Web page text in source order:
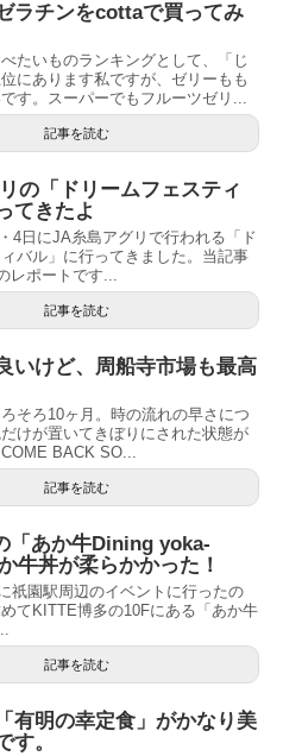
ラチンをcottaで買ってみ
たいものランキングとして、「じ
にあります私ですが、ゼリーもも
す。スーパーでもフルーツゼリ...
記事を読む
の「ドリームフェスティ
てきたよ
4日にJA糸島アグリで行われる「ド
バル」に行ってきました。当記事
レポートです...
記事を読む
いけど、周船寺市場も最高
そろ10ヶ月。時の流れの早さにつ
けが置いてきぼりにされた状態が
BACK SO...
記事を読む
「あか牛Dining yoka-
牛丼が柔らかかった！
祇園駅周辺のイベントに行ったの
てKITTE博多の10Fにある「あか牛
記事を読む
有明の幸定食」がかなり美
す。